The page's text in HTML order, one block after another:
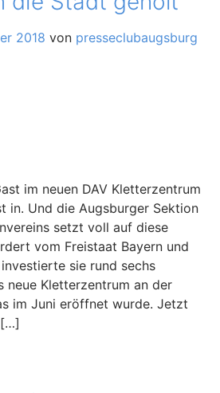
2018 von presseclubaugsburg
im neuen DAV Kletterzentrum
in. Und die Augsburger Sektion
setzt voll auf diese
vom Freistaat Bayern und
sie rund sechs
neue Kletterzentrum an der
im Juni eröffnet wurde. Jetzt
[…]